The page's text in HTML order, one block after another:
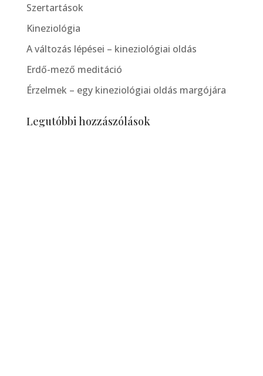
Szertartások
Kineziológia
A változás lépései – kineziológiai oldás
Erdő-mező meditáció
Érzelmek – egy kineziológiai oldás margójára
Legutóbbi hozzászólások